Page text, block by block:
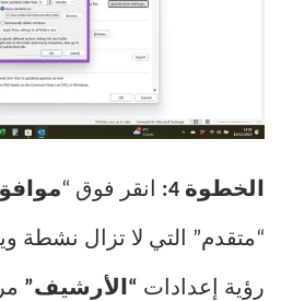
الخطوة 4: انقر فوق “
“متقدم” التي لا تزال نشطة
رؤية إعدادات “الأرشيف”